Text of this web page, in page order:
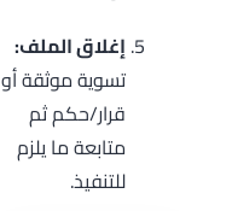
إغلاق الملف:
تسوية موثقة أو
قرار/حكم ثم
متابعة ما يلزم
للتنفيذ.